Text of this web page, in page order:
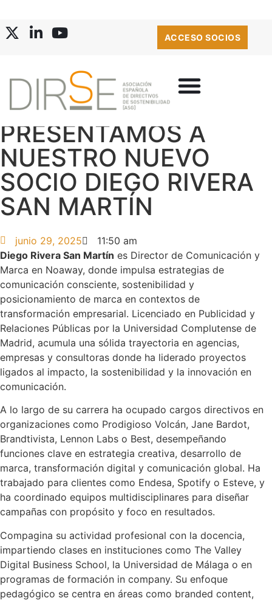
ACCESO SOCIOS
PRESENTAMOS A
NUESTRO NUEVO
SOCIO DIEGO RIVERA
SAN MARTÍN
junio 29, 2025
11:50 am
Diego Rivera San Martín es Director de Comunicación y
Marca en Noaway, donde impulsa estrategias de
comunicación consciente, sostenibilidad y
posicionamiento de marca en contextos de
transformación empresarial. Licenciado en Publicidad y
Relaciones Públicas por la Universidad Complutense de
Madrid, acumula una sólida trayectoria en agencias,
empresas y consultoras donde ha liderado proyectos
ligados al impacto, la sostenibilidad y la innovación en
comunicación.
A lo largo de su carrera ha ocupado cargos directivos en
organizaciones como Prodigioso Volcán, Jane Bardot,
Brandtivista, Lennon Labs o Best, desempeñando
funciones clave en estrategia creativa, desarrollo de
marca, transformación digital y comunicación global. Ha
trabajado para clientes como Endesa, Spotify o Esteve, y
ha coordinado equipos multidisciplinares para diseñar
campañas con propósito y foco en resultados.
Compagina su actividad profesional con la docencia,
impartiendo clases en instituciones como The Valley
Digital Business School, la Universidad de Málaga o en
programas de formación in company. Su enfoque
pedagógico se centra en áreas como branded content,